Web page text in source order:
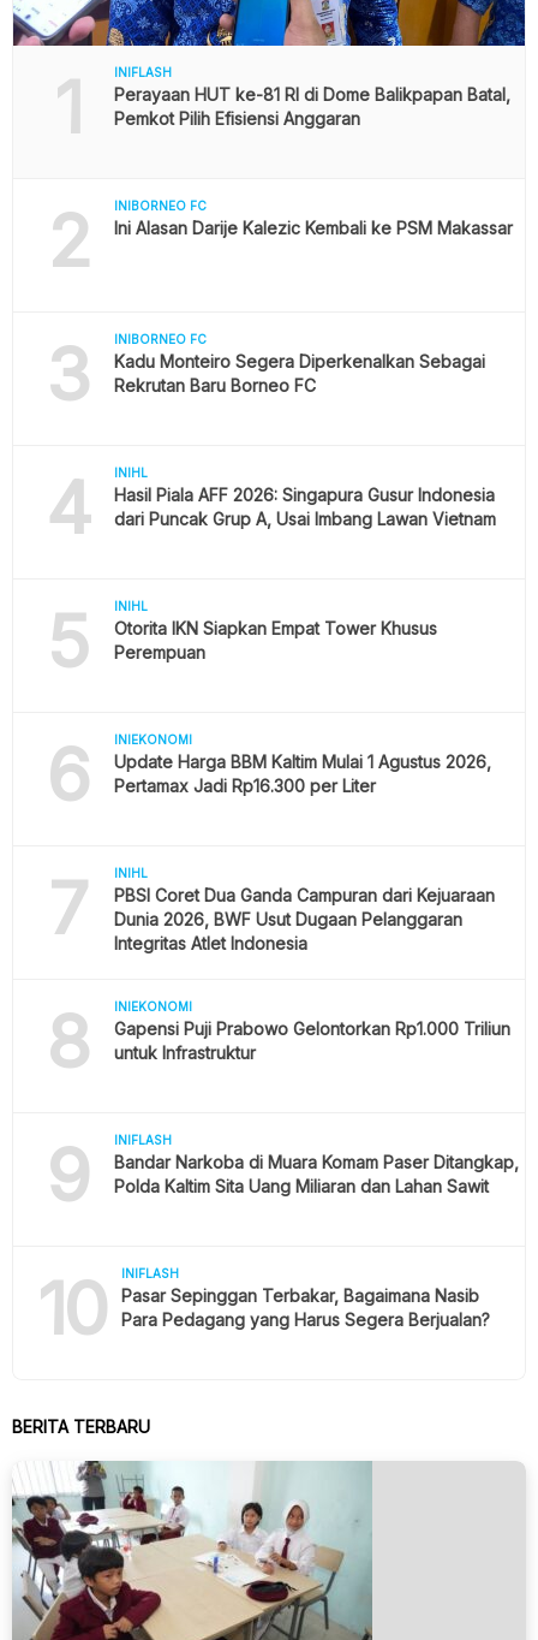
1 INIFLASH
Perayaan HUT ke-81 RI di Dome Balikpapan Batal,
Pemkot Pilih Efisiensi Anggaran
2 INIBORNEO FC
Ini Alasan Darije Kalezic Kembali ke PSM Makassar
3 INIBORNEO FC
Kadu Monteiro Segera Diperkenalkan Sebagai
Rekrutan Baru Borneo FC
4 INIHL
Hasil Piala AFF 2026: Singapura Gusur Indonesia
dari Puncak Grup A, Usai Imbang Lawan Vietnam
5 INIHL
Otorita IKN Siapkan Empat Tower Khusus
Perempuan
6 INIEKONOMI
Update Harga BBM Kaltim Mulai 1 Agustus 2026,
Pertamax Jadi Rp16.300 per Liter
7 INIHL
PBSI Coret Dua Ganda Campuran dari Kejuaraan
Dunia 2026, BWF Usut Dugaan Pelanggaran
Integritas Atlet Indonesia
8 INIEKONOMI
Gapensi Puji Prabowo Gelontorkan Rp1.000 Triliun
untuk Infrastruktur
9 INIFLASH
Bandar Narkoba di Muara Komam Paser Ditangkap,
Polda Kaltim Sita Uang Miliaran dan Lahan Sawit
10 INIFLASH
Pasar Sepinggan Terbakar, Bagaimana Nasib
Para Pedagang yang Harus Segera Berjualan?
BERITA TERBARU